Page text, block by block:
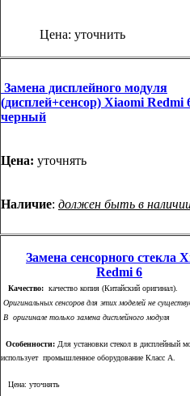
Цена: уточнить
Замена дисплейного модуля
(дисплей+сенсор) Xiaomi Redmi
черный
Цена: уточнять
Наличие: должен быть в
Замена сенсорного стекла
Redmi 6
Качество: качество копия (Китайский оригинал).
Оригинальных сенсоров для этих моделей не
В оригинале только замена дисплейного модуля
Особенности: Для установки стекол в дисплейный
использует промышленное оборудование Класс А.
Цена: уточнять